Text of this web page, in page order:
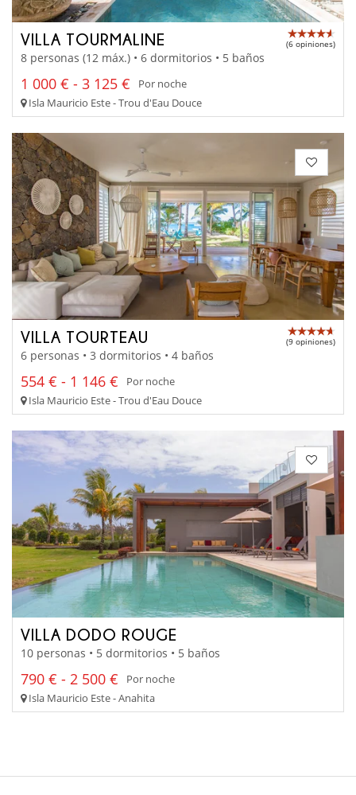
VILLA TOURMALINE (6 opiniones)
8 personas (12 máx.) • 6 dormitorios • 5 baños
1 000 € - 3 125 €
Por noche
Isla Mauricio Este - Trou d'Eau Douce
VILLA TOURTEAU (9 opiniones)
6 personas • 3 dormitorios • 4 baños
554 € - 1 146 €
Por noche
Isla Mauricio Este - Trou d'Eau Douce
VILLA DODO ROUGE
10 personas • 5 dormitorios • 5 baños
790 € - 2 500 €
Por noche
Isla Mauricio Este - Anahita